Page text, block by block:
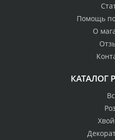
Помощь
О
КАТАЛОГ